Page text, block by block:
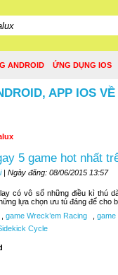
ANDROID ỨNG DỤNG IOS
APP IOS
5 game hot nhất
| Ngày đăng: 08/06/2015 13:57
có vô số những điều kì thú
lựa chọn ưu tú đáng để cho
game Wreck’em Racing
game
Cycle